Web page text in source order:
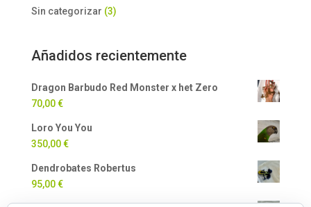
Sin categorizar (3)
Añadidos recientemente
Dragon Barbudo Red Monster x het Zero
70,00€
Loro You You
350,00€
Dendrobates Robertus
95,00€